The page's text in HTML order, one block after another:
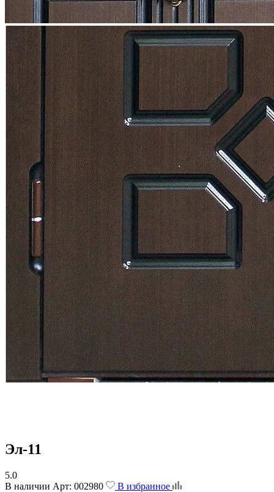
Эл-11
5.0
В наличии Арт: 002980 В избранное